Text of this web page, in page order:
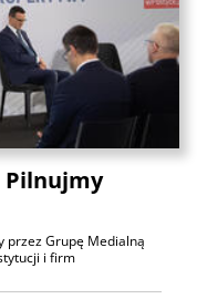
Pilnujmy
przez Grupę Medialną
i firm